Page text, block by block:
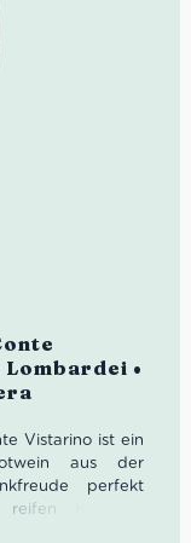
•
Vistarino ist ein
aus der
perfekt
Kirschen,